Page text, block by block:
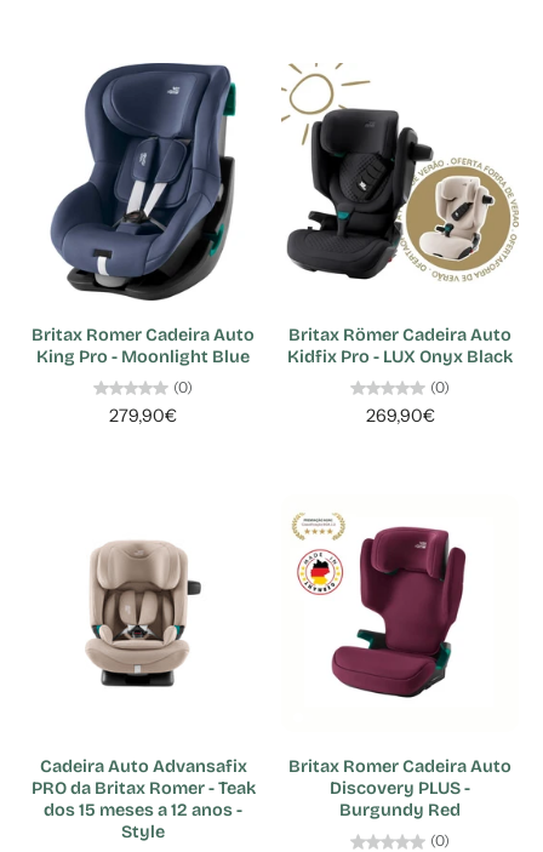
Britax Romer Cadeira Auto
King Pro - Moonlight Blue
(0)
279,90€
Britax Römer Cadeira Auto
Kidfix Pro - LUX Onyx Black
(0)
269,90€
Cadeira Auto Advansafix
PRO da Britax Romer - Teak
dos 15 meses a 12 anos -
Style
Britax Romer Cadeira Auto
Discovery PLUS -
Burgundy Red
(0)